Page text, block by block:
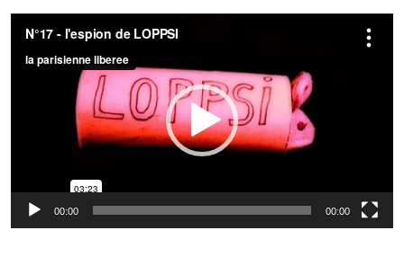
Lecteur
vidéo
00:00 00:00